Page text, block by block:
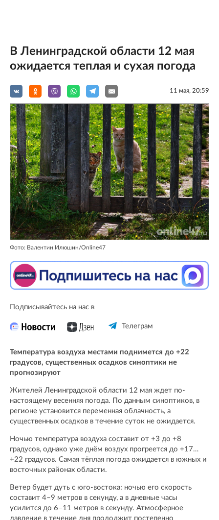
В Ленинградской области 12 мая
ожидается теплая и сухая погода
11 мая, 20:59
Фото: Валентин Илюшин/Online47
Подписывайтесь на нас в
Телеграм
Температура воздуха местами поднимется до +22
градусов, существенных осадков синоптики не
прогнозируют
Жителей Ленинградской области 12 мая ждет по-
настоящему весенняя погода. По данным синоптиков, в
регионе установится переменная облачность, а
существенных осадков в течение суток не ожидается.
Ночью температура воздуха составит от +3 до +8
градусов, однако уже днём воздух прогреется до +17…
+22 градусов. Самая тёплая погода ожидается в южных и
восточных районах области.
Ветер будет дуть с юго-востока: ночью его скорость
составит 4–9 метров в секунду, а в дневные часы
усилится до 6–11 метров в секунду. Атмосферное
давление в течение дня продолжит постепенно